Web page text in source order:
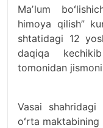
Maʼlum
himoya qilish”
shtatidagi 12
daqiqa
tomonidan
Vasai
oʻrta